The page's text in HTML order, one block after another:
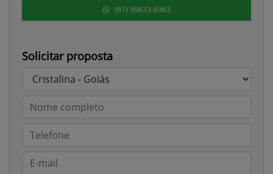
(61) 99633-8963
Solicitar proposta